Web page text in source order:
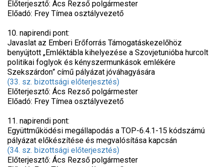
Előterjesztő: Ács Rezső polgármester
Előadó: Frey Tímea osztályvezető
10. napirendi pont:
Javaslat az Emberi Erőforrás Támogatáskezelőhöz
benyújtott „Emléktábla kihelyezése a Szovjetunióba hurcolt
politikai foglyok és kényszermunkások emlékére
Szekszárdon” című pályázat jóváhagyására
(33. sz. bizottsági előterjesztés)
Előterjesztő: Ács Rezső polgármester
Előadó: Frey Tímea osztályvezető
11. napirendi pont:
Együttműködési megállapodás a TOP-6.4.1-15 kódszámú
pályázat előkészítése és megvalósítása kapcsán
(34. sz. bizottsági előterjesztés)
Előterjesztő: Ács Rezső polgármester